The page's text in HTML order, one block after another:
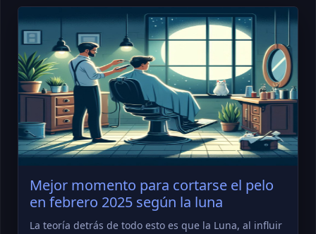
Mejor momento para cortarse el pelo
en febrero 2025 según la luna
La teoría detrás de todo esto es que la Luna, al influir